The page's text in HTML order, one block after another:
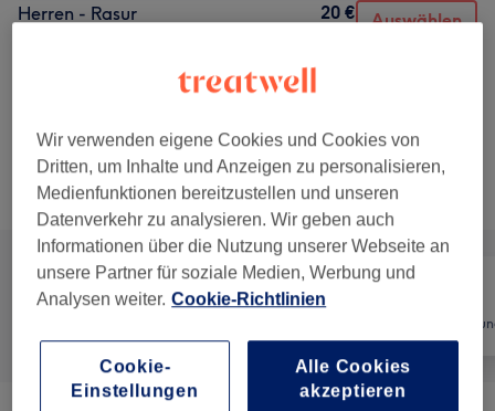
Herren - Rasur
20 € Auswählen
Nicht gefunden wonach du gesucht hast?
Alle Services
Wir verwenden eigene Cookies und Cookies von
Dritten, um Inhalte und Anzeigen zu personalisieren,
Medienfunktionen bereitzustellen und unseren
Datenverkehr zu analysieren. Wir geben auch
Informationen über die Nutzung unserer Webseite an
unsere Partner für soziale Medien, Werbung und
Analysen weiter. Cookie-Richtlinien
Cookie-
Einstellungen
Alle Cookies
akzeptieren